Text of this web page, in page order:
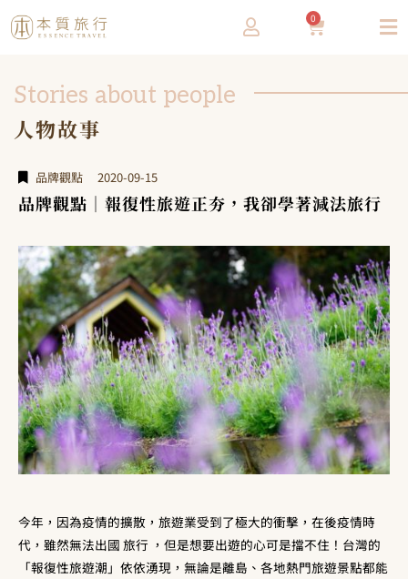
0
Stories about people
人物故事
品牌觀點 2020-09-15
品牌觀點｜報復性旅遊正夯，我卻學著減法旅行
今年，因為疫情的擴散，旅遊業受到了極大的衝擊，在後疫情時
代，雖然無法出國 旅行 ，但是想要出遊的心可是擋不住！台灣的
「報復性旅遊潮」依依湧現，無論是離島、各地熱門旅遊景點都能